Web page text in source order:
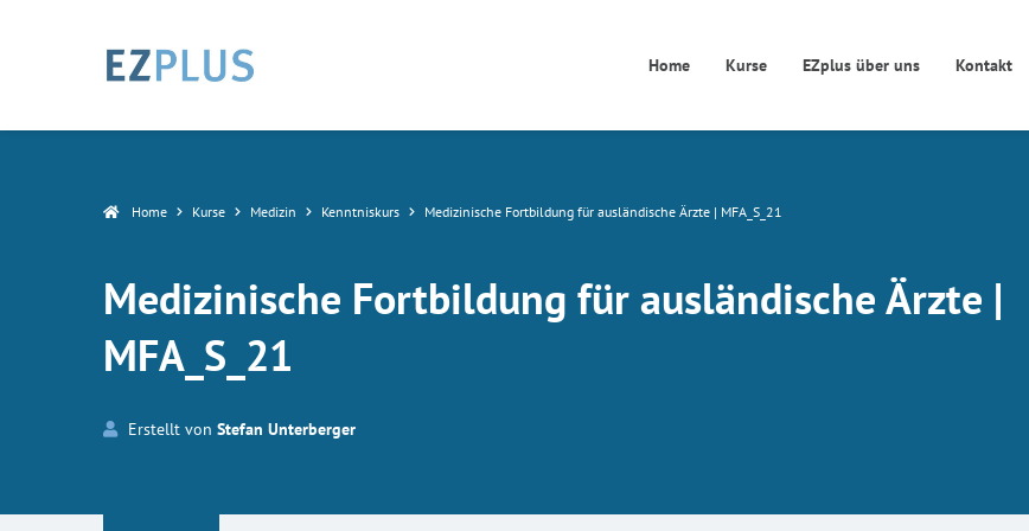
Home Kurse EZplus über uns Kontakt
Home Kurse Medizin Kenntniskurs Medizinische Fortbildung für ausländische Ärzte | MFA_S_21
Medizinische Fortbildung für ausländische Ärzte |
MFA_S_21
Erstellt von Stefan Unterberger